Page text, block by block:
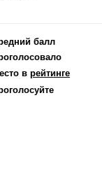
балл
в рейтинге